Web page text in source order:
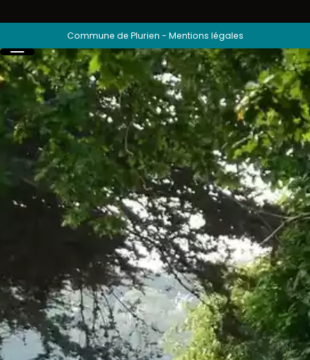
Commune de Plurien - Mentions légales